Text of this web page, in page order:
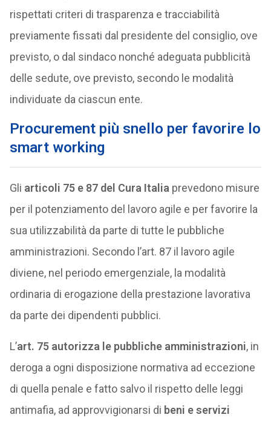
rispettati criteri di trasparenza e tracciabilità
previamente fissati dal presidente del consiglio, ove
previsto, o dal sindaco nonché adeguata pubblicità
delle sedute, ove previsto, secondo le modalità
individuate da ciascun ente.
Procurement più snello per favorire lo
smart working
Gli articoli 75 e 87 del Cura Italia prevedono misure
per il potenziamento del lavoro agile e per favorire la
sua utilizzabilità da parte di tutte le pubbliche
amministrazioni. Secondo l’art. 87 il lavoro agile
diviene, nel periodo emergenziale, la modalità
ordinaria di erogazione della prestazione lavorativa
da parte dei dipendenti pubblici.
L’art. 75 autorizza le pubbliche amministrazioni, in
deroga a ogni disposizione normativa ad eccezione
di quella penale e fatto salvo il rispetto delle leggi
antimafia, ad approvvigionarsi di beni e servizi